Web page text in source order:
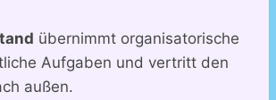
übernimmt organisatorische
Aufgaben und vertritt den
außen.